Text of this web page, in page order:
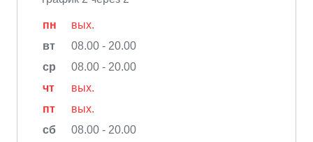
пн
вых.
вт
08.00 - 20.00
ср
08.00 - 20.00
чт
вых.
пт
вых.
сб
08.00 - 20.00